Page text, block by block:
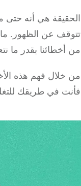
هي أنه حتى مع
عن الظهور.ما
بقدر ما
فهم هذه الأخطاء
في طريقك